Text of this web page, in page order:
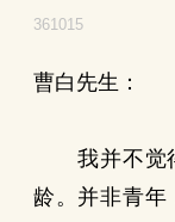
361015
曹白先生：
我并不觉得
龄。并非青年